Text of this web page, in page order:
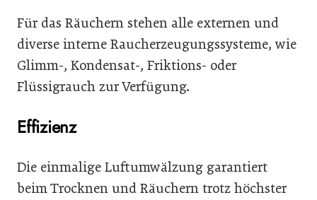
Für das Räuchern stehen alle externen und
diverse interne Raucherzeugungssysteme, wie
Glimm-, Kondensat-, Friktions- oder
Flüssigrauch zur Verfügung.
Effizienz
Die einmalige Luftumwälzung garantiert
beim Trocknen und Räuchern trotz höchster